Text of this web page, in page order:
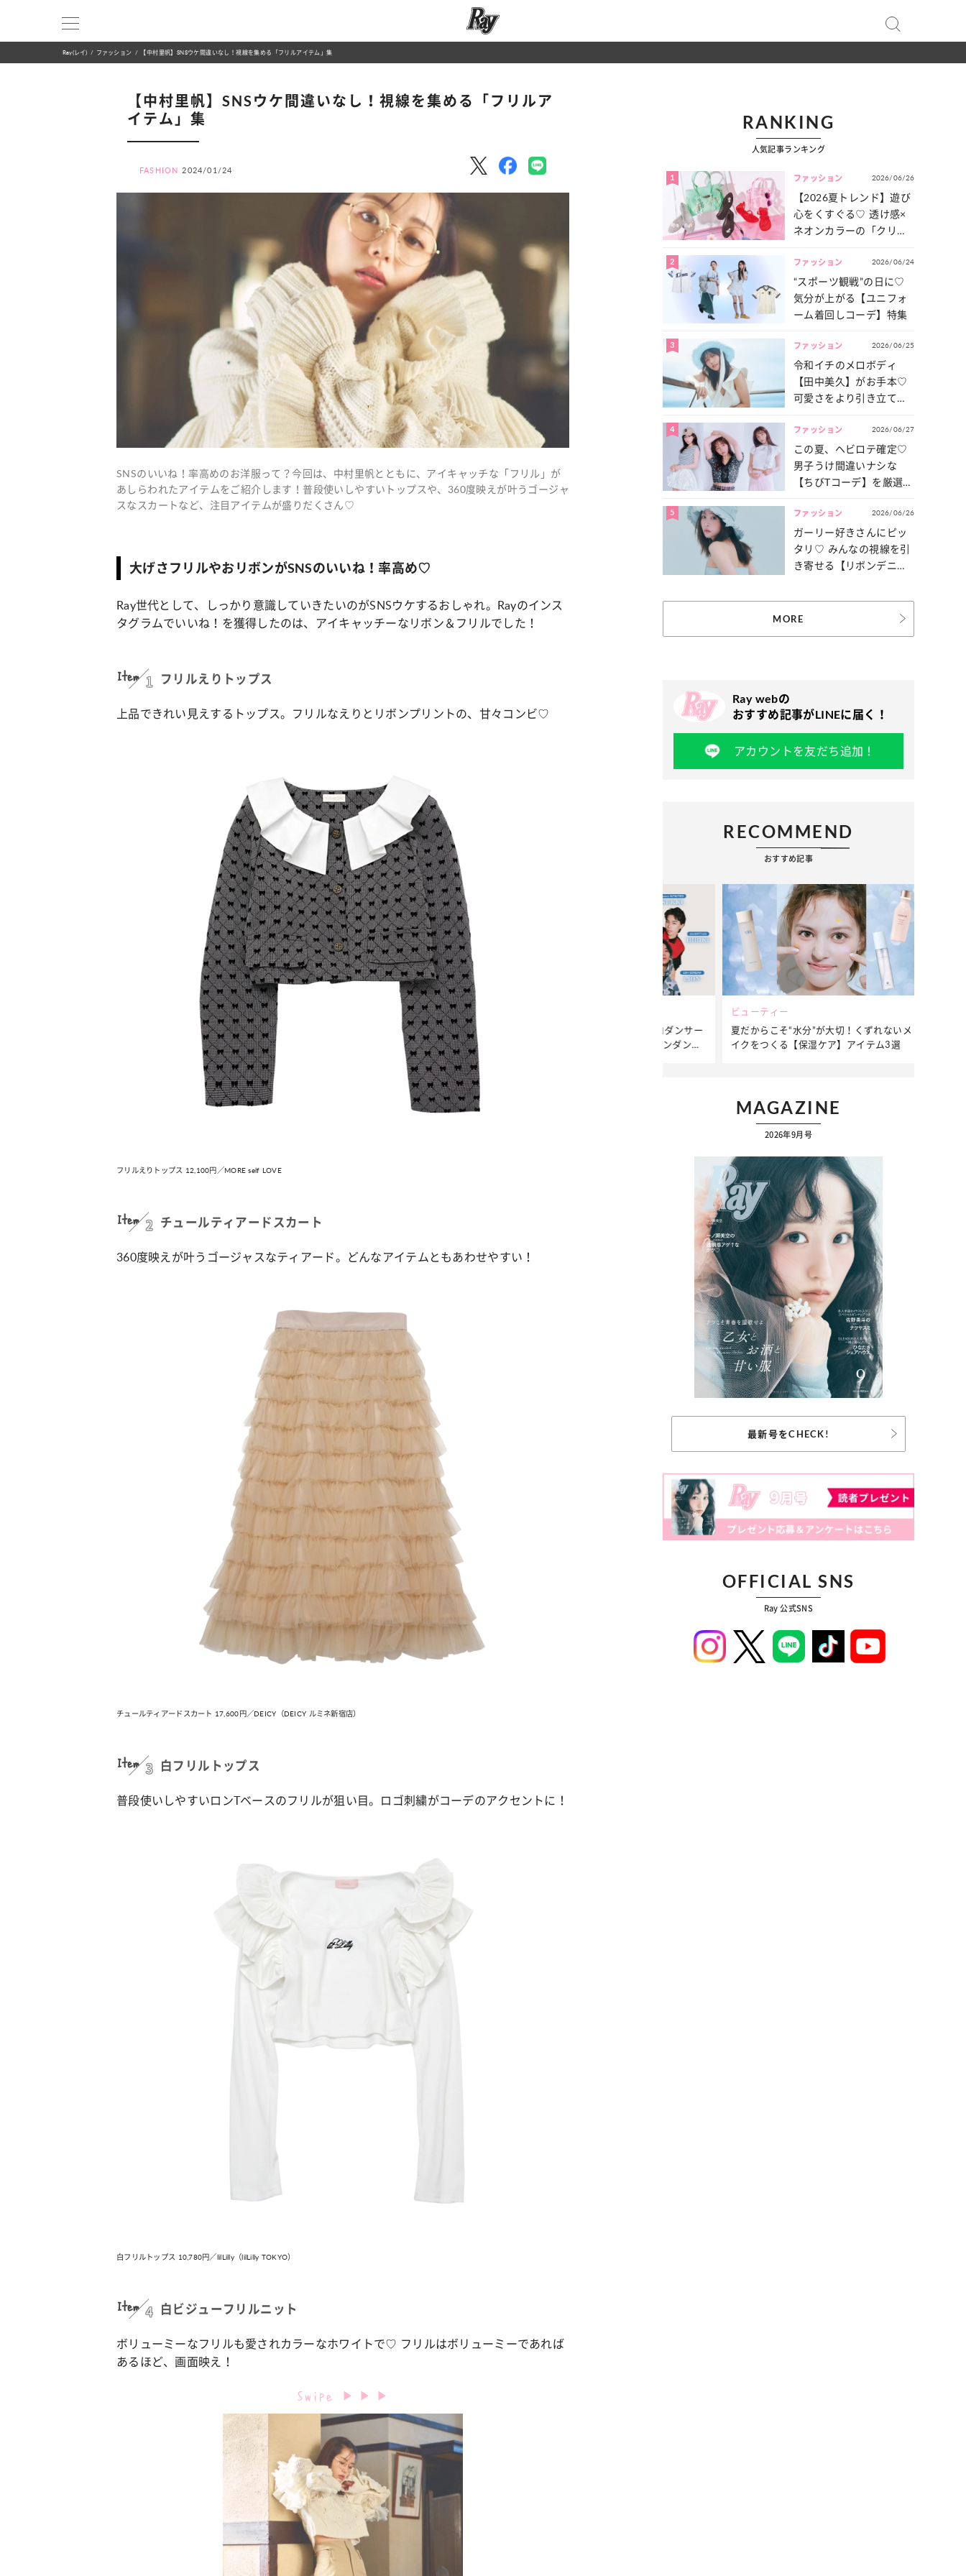
Ray(レイ) ファッション 【中村里帆】SNSウケ間違いなし！視線を集める「フリルアイテム」集
【中村里帆】SNSウケ間違いなし！視線を集める「フリルア
イテム」集
FASHION 2024/01/24
SNSのいいね！率高めのお洋服って？今回は、中村里帆とともに、アイキャッチな「フリル」が
あしらわれたアイテムをご紹介します！普段使いしやすいトップスや、360度映えが叶うゴージャ
スなスカートなど、注目アイテムが盛りだくさん♡
大げさフリルやおリボンがSNSのいいね！率高め♡
Ray世代として、しっかり意識していきたいのがSNSウケするおしゃれ。Rayのインス
タグラムでいいね！を獲得したのは、アイキャッチーなリボン＆フリルでした！
Item 1 フリルえりトップス
上品できれい見えするトップス。フリルなえりとリボンプリントの、甘々コンビ♡
フリルえりトップス 12,100円／MORE self LOVE
Item 2 チュールティアードスカート
360度映えが叶うゴージャスなティアード。どんなアイテムともあわせやすい！
チュールティアードスカート 17,600円／DEICY（DEICY ルミネ新宿店）
Item 3 白フリルトップス
普段使いしやすいロンTベースのフリルが狙い目。ロゴ刺繍がコーデのアクセントに！
白フリルトップス 10,780円／lilLilly（lilLilly TOKYO）
Item 4 白ビジューフリルニット
ボリューミーなフリルも愛されカラーなホワイトで♡ フリルはボリューミーであれば
あるほど、画面映え！
Swipe ▶︎ ▶︎ ▶︎
RANKING
人気記事ランキング
1 ファッション 2026/06/26
【2026夏トレンド】遊び
心をくすぐる♡ 透け感×
ネオンカラーの「クリア
2 ファッション 2026/06/24
“スポーツ観戦”の日に♡
気分が上がる【ユニフォ
ーム着回しコーデ】特集
3 ファッション 2026/06/25
令和イチのメロボディ
【田中美久】がお手本♡
可愛さをより引き立てる
4 ファッション 2026/06/27
この夏、ヘビロテ確定♡
男子うけ間違いナシな
【ちびTコーデ】を厳選し
5 ファッション 2026/06/26
ガーリー好きさんにピッ
タリ♡ みんなの視線を引
き寄せる【リボンデニ
MORE
Ray webの
おすすめ記事がLINEに届く！
アカウントを友だち追加！
RECOMMEND
おすすめ記事
“憧れワンピ”を着るきっかけに♡ おしゃ
れ女子が夢中な「ヌン活」の楽しみ方
【12星座別】今月の恋愛運♡ 7月23日～
【Dリーグ】Ray世代注目のプロダンサー
集団♡ 各チームを彩る「イケメンダンサ
ビューティー
夏だからこそ“水分”が大切！くずれないメ
イクをつくる【保湿ケア】アイテム3選
簡単アレン
MAGAZINE
2026年9月号
最新号をCHECK!
OFFICIAL SNS
Ray 公式SNS